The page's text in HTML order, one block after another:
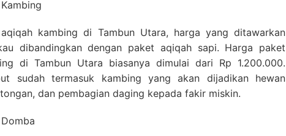
kambing di Tambun Utara, harga yang ditawarkan
dibandingkan dengan paket aqiqah sapi. Harga paket
di Tambun Utara biasanya dimulai dari Rp 1.200.000.
sudah termasuk kambing yang akan dijadikan hewan
dan pembagian daging kepada fakir miskin.